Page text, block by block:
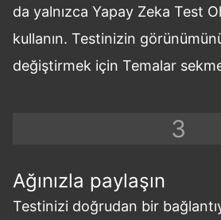
da yalnızca Yapay Zeka Test
kullanın. Testinizin
değiştirmek için Temalar
Ağınızla paylaşın
Testinizi doğrudan bir